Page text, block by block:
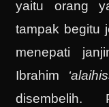
yaitu orang
tampak begitu
menepati
Ibrahim
disembelih.